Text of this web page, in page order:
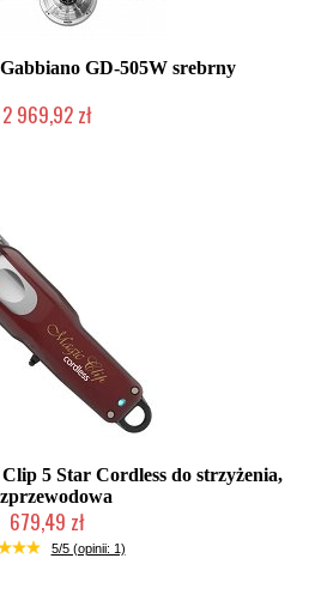
GD-505W srebrny
2 969,92 zł
5 Star Cordless do strzyżenia,
679,49 zł
(wysyłka w 24h)
5/5 (opinii: 1)